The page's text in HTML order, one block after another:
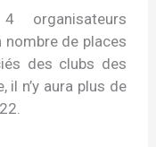
organisateurs
nombre de places
des clubs des
il n’y aura plus de